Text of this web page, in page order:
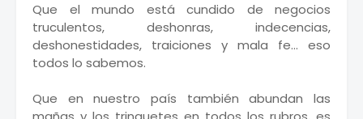
Que el mundo está cundido de negocios
truculentos, deshonras, indecencias,
deshonestidades, traiciones y mala fe... eso
todos lo sabemos.
Que en nuestro país también abundan las